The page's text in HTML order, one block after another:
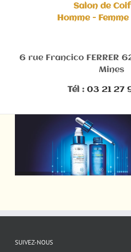
Salon de
Homme -
6 rue Francico FERRER
Mines
Tél : 03 21 27
SUIVEZ-NOUS